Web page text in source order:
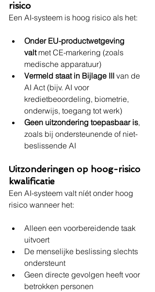
risico
Een AI-systeem is hoog risico als het:
Onder EU-productwetgeving
valt met CE-markering (zoals
medische apparatuur)
Vermeld staat in Bijlage III van de
AI Act (bijv. AI voor
kredietbeoordeling, biometrie,
onderwijs, toegang tot werk)
Geen uitzondering toepasbaar is,
zoals bij ondersteunende of niet-
beslissende AI
Uitzonderingen op hoog-risico
kwalificatie
Een AI-systeem valt níét onder hoog
risico wanneer het:
Alleen een voorbereidende taak
uitvoert
De menselijke beslissing slechts
ondersteunt
Geen directe gevolgen heeft voor
betrokken personen